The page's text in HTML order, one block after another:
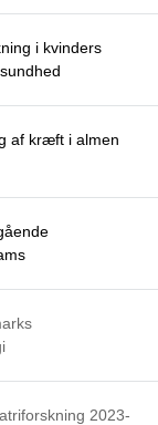
i kvinders
af kræft i almen
2023-